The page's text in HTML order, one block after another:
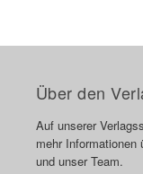
Über den
Auf unserer
mehr Informationen
und unser Team.